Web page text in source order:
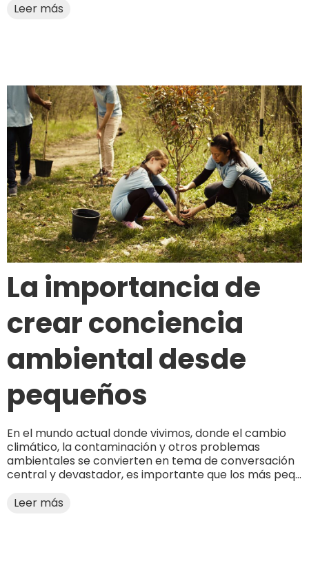
Leer más
La importancia de
crear conciencia
ambiental desde
pequeños
En el mundo actual donde vivimos, donde el cambio
climático, la contaminación y otros problemas
ambientales se convierten en tema de conversación
central y devastador, es importante que los más peq...
Leer más